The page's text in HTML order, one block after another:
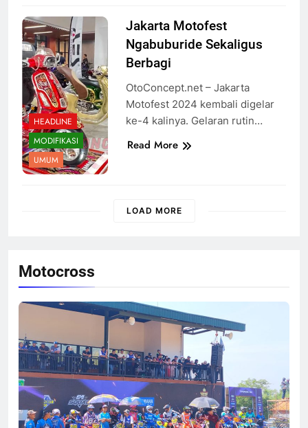
Motocross
HEADLINE
MODIFIKASI
UMUM
Jakarta Motofest
Ngabuburide Sekaligus
Berbagi
OtoConcept.net – Jakarta
Motofest 2024 kembali digelar
ke-4 kalinya. Gelaran rutin…
Read More
LOAD MORE